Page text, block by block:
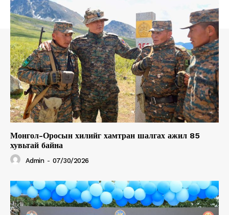
Монгол-Оросын хилийг хамтран шалгах ажил 85
хувьтай байна
Admin - 07/30/2026